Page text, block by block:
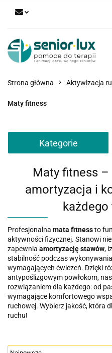
Strona główna Aktywizacja
Maty fitness
Kategorie
Maty fitness
amortyzacja i
Profesjonalna mata fitnessto
aktywności fizycznej. Stanowi
zapewnia amortyzację stawów,
stabilność podczas
wymagających ćwiczeń. Dzięki
antypoślizgowym powłokom,
rozwiązaniem dla każdego: od
wymagające komfortowego
ruchowej. Wybierz jakość, która
ruchu!